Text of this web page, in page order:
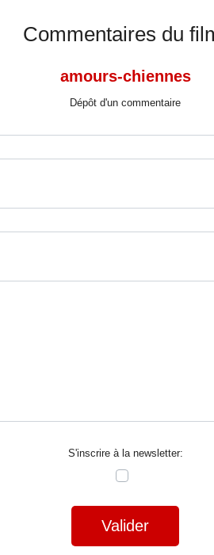
Commentaires du
amours-chiennes
Dépôt d'un commentaire
S'inscrire à la newsletter:
Valider